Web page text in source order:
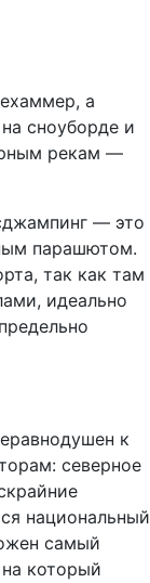
а
сноуборде и
рекам —
— это
парашютом.
так как там
идеально
к
северное
национальный
самый
который